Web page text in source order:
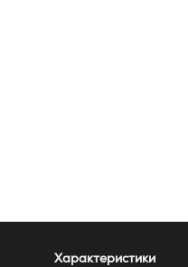
Характеристики